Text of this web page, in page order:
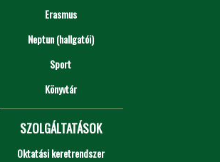
Erasmus
Neptun (hallgatói)
Sport
Könyvtár
SZOLGÁLTATÁSOK
Oktatási keretrendszer